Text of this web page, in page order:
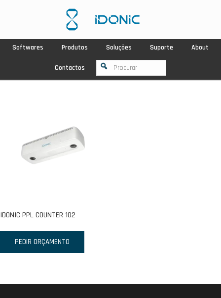
Softwares Produtos Soluções Suporte About
Contactos
IDONIC PPL COUNTER 102
PEDIR ORÇAMENTO